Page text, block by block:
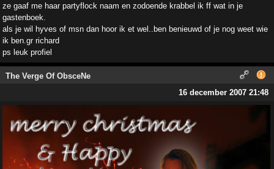
ze gaaf me haar partyflock naam en zodoende krabbel ik ff wat in je
gastenboek.
als je wil hyves of msn dan hoor ik et wel..ben benieuwd of je nog weet wie
ik ben.gr richard
ps leuk profiel
The Verge Of ObsceNe
16 december 2007 21:48